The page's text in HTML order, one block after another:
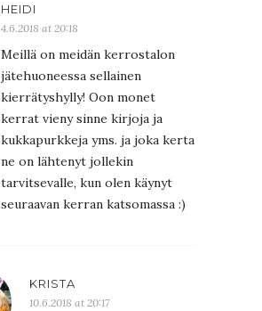
HEIDI
4.6.2018 at 20:18
Meillä on meidän kerrostalon
jätehuoneessa sellainen
kierrätyshylly! Oon monet
kerrat vieny sinne kirjoja ja
kukkapurkkeja yms. ja joka kerta
ne on lähtenyt jollekin
tarvitsevalle, kun olen käynyt
seuraavan kerran katsomassa :)
KRISTA
10.6.2018 at 20:17